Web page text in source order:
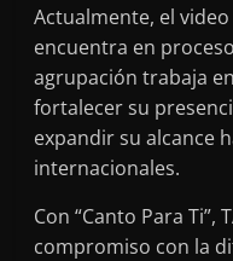
Actualmente, el
encuentra en
agrupación trabaja
fortalecer su
expandir su alcance
internacionales.
Con “Canto Para Ti”,
compromiso con la